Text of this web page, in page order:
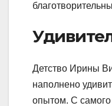
Детство Ирины
наполнено
опытом. С самого